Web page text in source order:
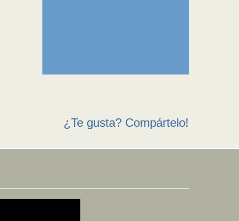
¿Te gusta? Compártelo!